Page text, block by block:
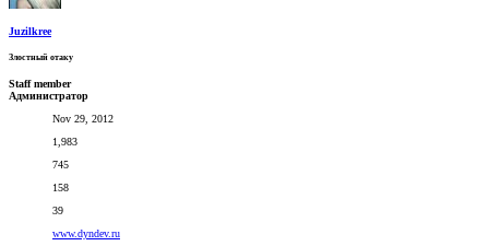
Juzilkree
Злостный отаку
Staff member
Администратор
Nov 29, 2012
1,983
745
158
39
www.dyndev.ru